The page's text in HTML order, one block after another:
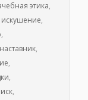
этика,
искушение,
,
наставник,
,
,
,